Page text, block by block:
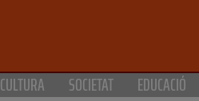
CULTURA SOCIETAT EDUCACIÓ